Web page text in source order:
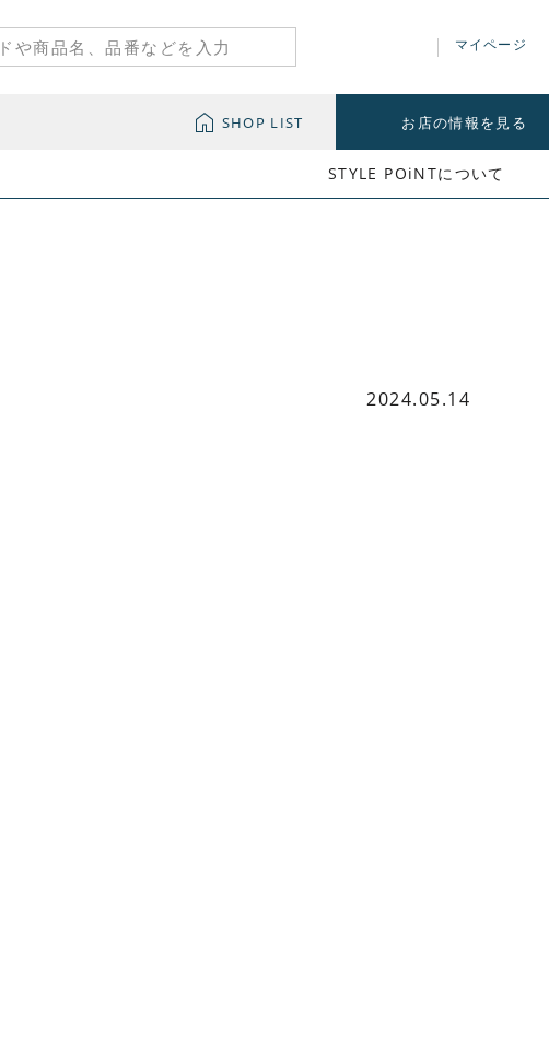
マイページ
SHOP LIST お店の情報を見る
STYLE POiNTについて
2024.05.14